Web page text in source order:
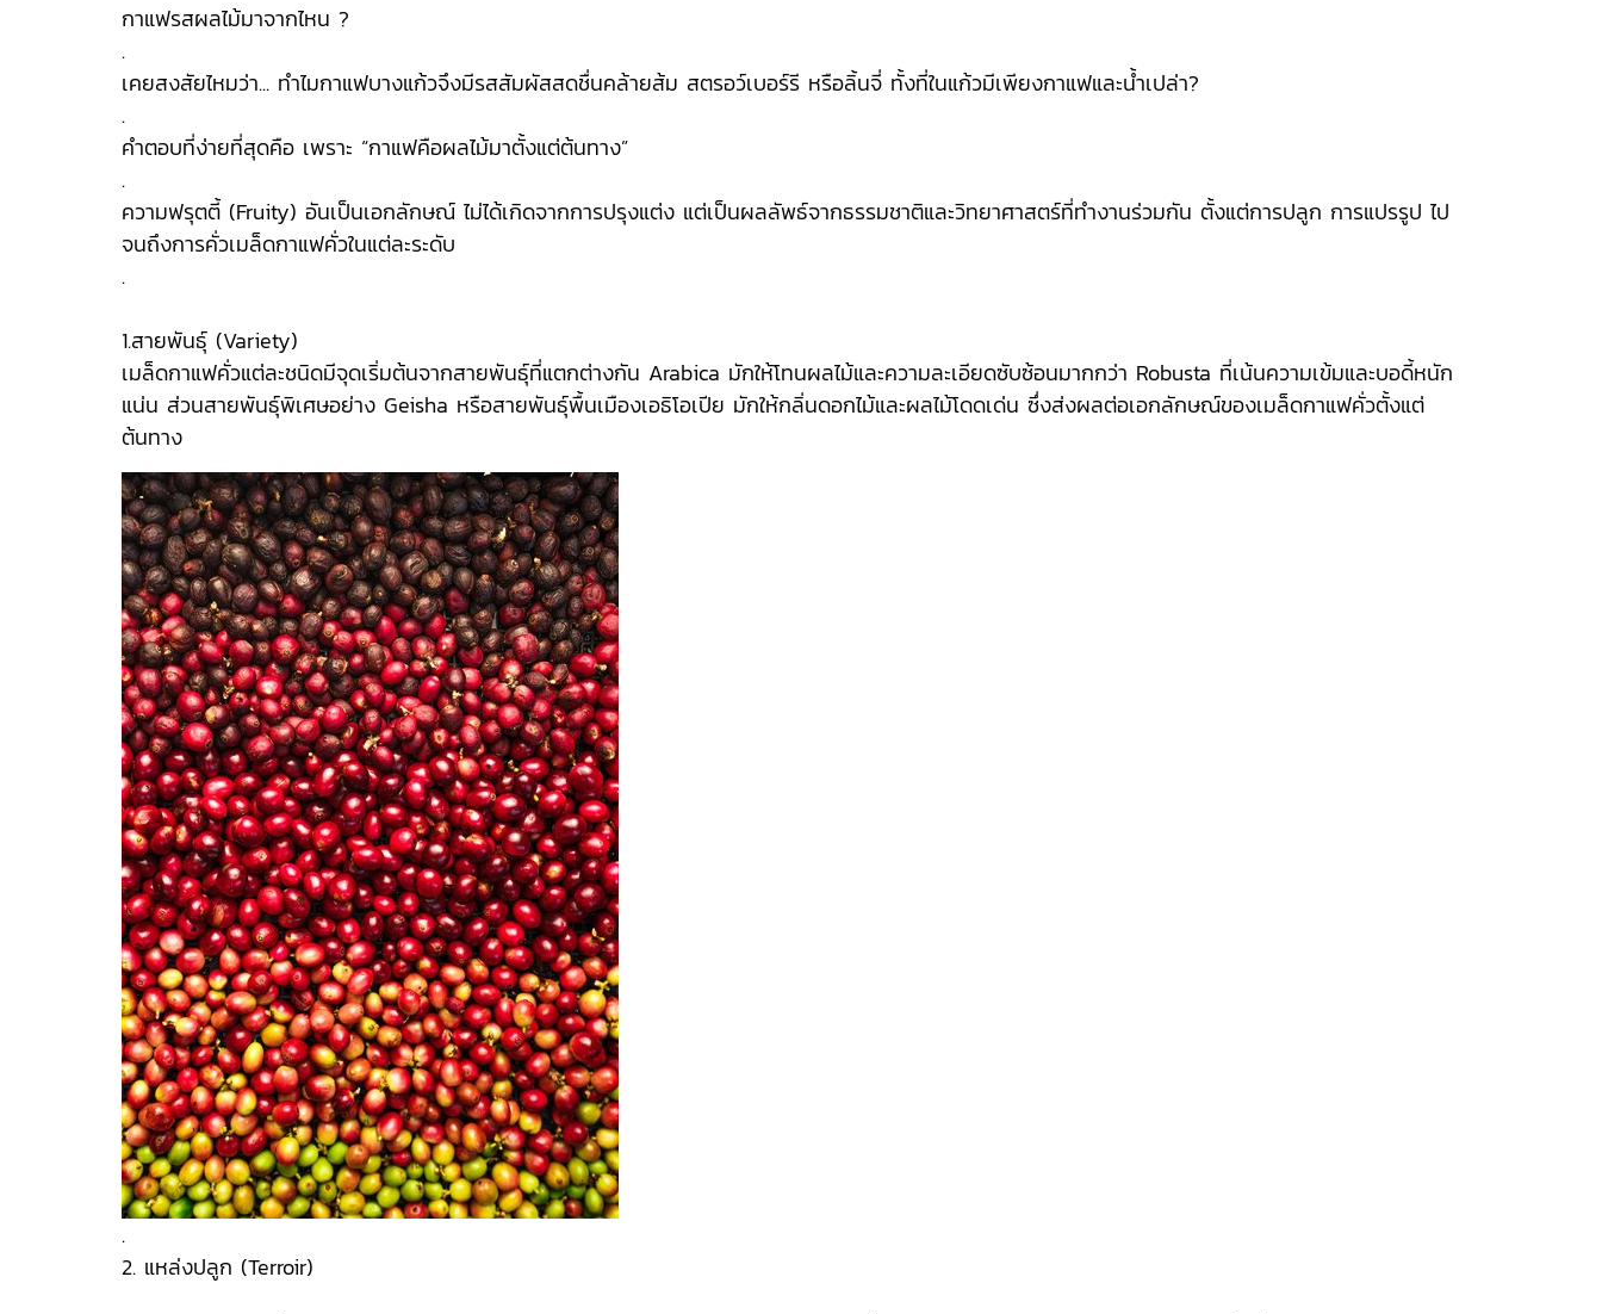
กาแฟรสผลไม้มาจากไหน ?
.
เคยสงสัยไหมว่า... ทำไมกาแฟบางแก้วจึงมีรสสัมผัสสดชื่นคล้ายส้ม สตรอว์เบอร์รี หรือลิ้นจี่ ทั้งที่ในแก้วมีเพียงกาแฟและน้ำเปล่า?
.
คำตอบที่ง่ายที่สุดคือ เพราะ “กาแฟคือผลไม้มาตั้งแต่ต้นทาง”
.
ความฟรุตตี้ (Fruity) อันเป็นเอกลักษณ์ ไม่ได้เกิดจากการปรุงแต่ง แต่เป็นผลลัพธ์จากธรรมชาติและวิทยาศาสตร์ที่ทำงานร่วมกัน ตั้งแต่การปลูก การแปรรูป ไป
จนถึงการคั่วเมล็ดกาแฟคั่วในแต่ละระดับ
.
1.สายพันธุ์ (Variety)
เมล็ดกาแฟคั่วแต่ละชนิดมีจุดเริ่มต้นจากสายพันธุ์ที่แตกต่างกัน Arabica มักให้โทนผลไม้และความละเอียดซับซ้อนมากกว่า Robusta ที่เน้นความเข้มและบอดี้หนัก
แน่น ส่วนสายพันธุ์พิเศษอย่าง Geisha หรือสายพันธุ์พื้นเมืองเอธิโอเปีย มักให้กลิ่นดอกไม้และผลไม้โดดเด่น ซึ่งส่งผลต่อเอกลักษณ์ของเมล็ดกาแฟคั่วตั้งแต่
ต้นทาง
.
2. แหล่งปลูก (Terroir)